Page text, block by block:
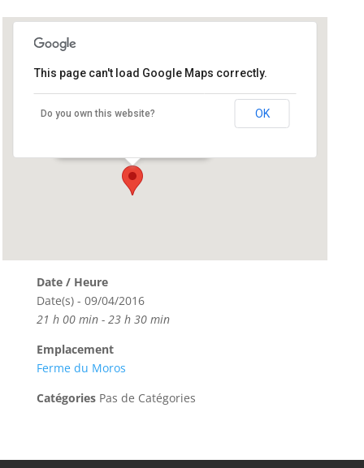
Ferme du Moros
This page can't load Google Maps correctly.
Do you own this website? OK
Date / Heure
Date(s) - 09/04/2016
21 h 00 min - 23 h 30 min
Emplacement
Ferme du Moros
CatégoriesPas de Catégories